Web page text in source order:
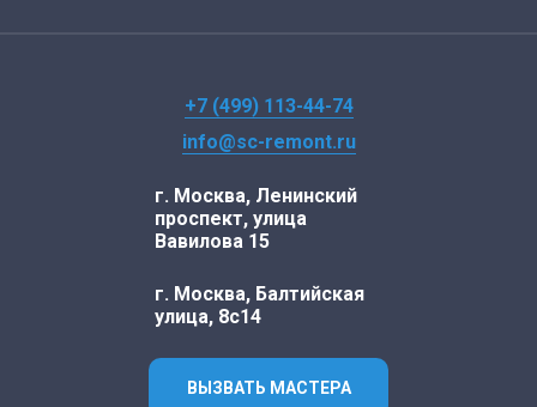
+7 (499) 113-44-74
info@sc-remont.ru
г. Москва, Ленинский
проспект, улица
Вавилова 15
г. Москва, Балтийская
улица, 8с14
ВЫЗВАТЬ МАСТЕРА